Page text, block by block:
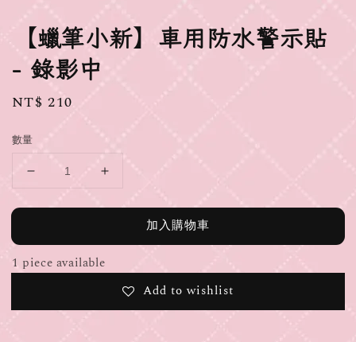
【蠟筆小新】車用防水警示貼
- 錄影中
Regular
NT$ 210
數量
加入購物車
1 piece available
Add to wishlist